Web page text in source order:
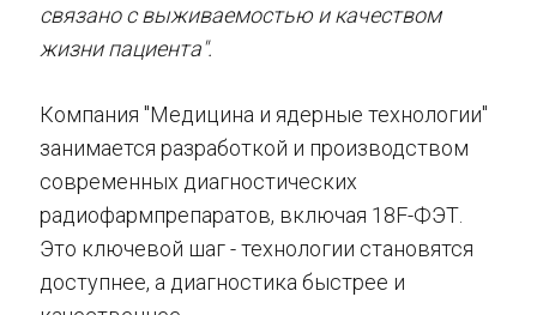
связано с выживаемостью и качеством
жизни пациента".
Компания "Медицина и ядерные технологии"
занимается разработкой и производством
современных диагностических
радиофармпрепаратов, включая 18F-ФЭТ.
Это ключевой шаг - технологии становятся
доступнее, а диагностика быстрее и